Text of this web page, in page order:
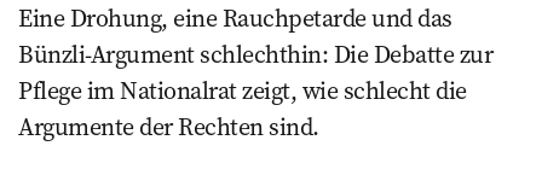
Eine Drohung, eine Rauchpetarde und das
Bünzli-Argument schlechthin: Die Debatte zur
Pflege im Nationalrat zeigt, wie schlecht die
Argumente der Rechten sind.